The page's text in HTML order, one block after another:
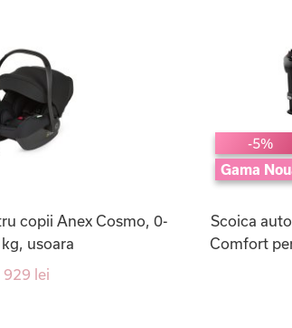
copii Anex Cosmo, 0-
usoara
929 lei
-5%
Gama
Scoica
Comfort